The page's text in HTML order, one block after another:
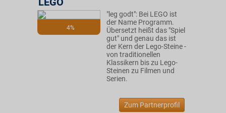
4%
"leg godt": Bei LEGO ist
der Name Programm.
Übersetzt heißt das "Spiel
gut" und genau das ist
der Kern der Lego-Steine -
von traditionellen
Klassikern bis zu Lego-
Steinen zu Filmen und
Serien.
Zum Partnerprofil